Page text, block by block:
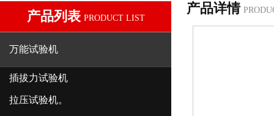
产品列表 PRODUCT LIST
万能试验机
插拔力试验机
拉压试验机。
产品详情